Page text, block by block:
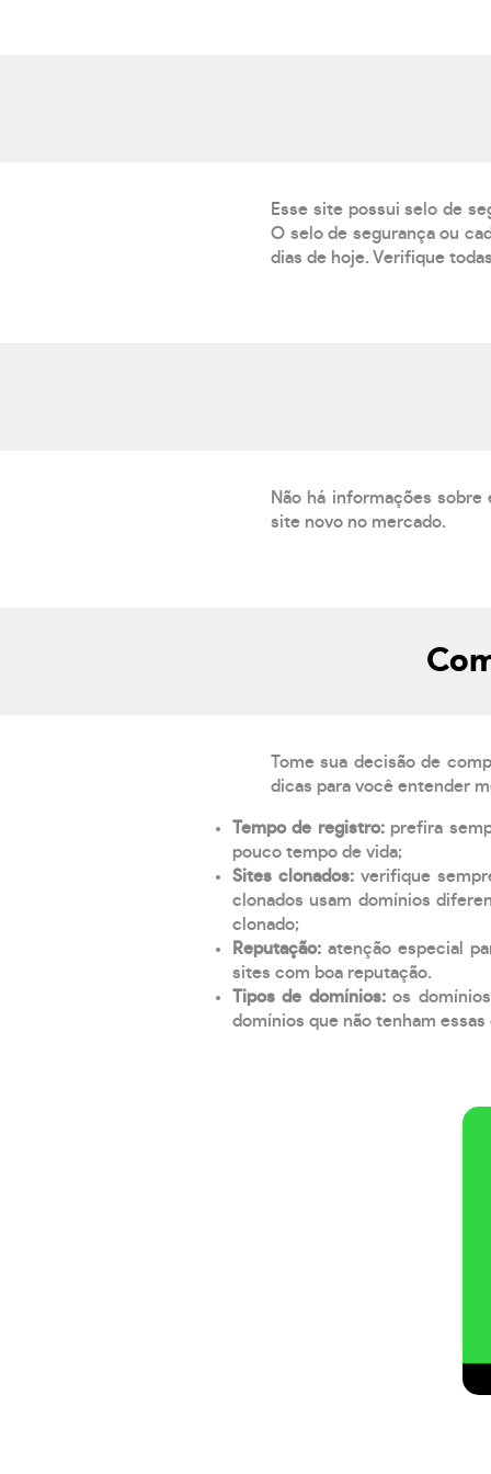
Esse site possui selo de
O selo de segurança ou
dias de hoje. Verifique
Não há informações
site novo no mercado.
Tome sua decisão de
dicas para você entender
Tempo de registro: prefira
pouco tempo de vida;
Sites clonados: verifique
clonados usam domínios
clonado;
Reputação: atenção especial
sites com boa reputação.
Tipos de domínios:os
domínios que não tenham